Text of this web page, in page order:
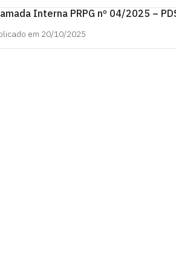
Interna PRPG nº 04/2025 –
em 20/10/2025